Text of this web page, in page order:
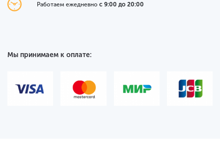
Работаем ежедневно с 9:00 до 20:00
Мы принимаем к оплате: